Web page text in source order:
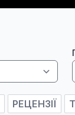
РЕЦЕНЗІЇ